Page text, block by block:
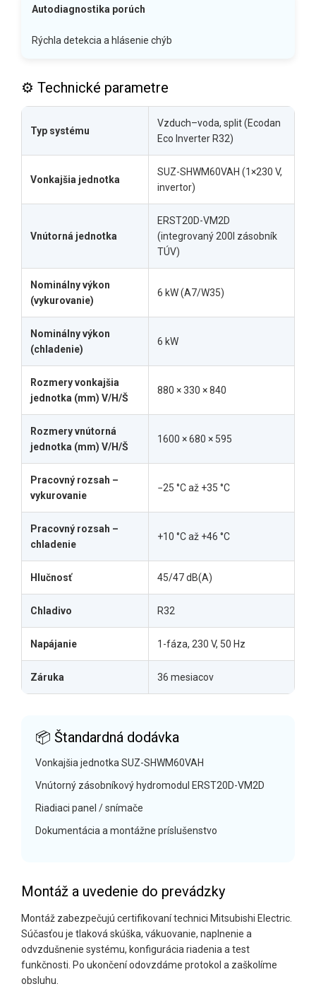
Autodiagnostika porúch
Rýchla detekcia a hlásenie chýb
⚙️ Technické parametre
Typ systému
Vzduch–voda, split (Ecodan
Eco Inverter R32)
Vonkajšia jednotka
SUZ-SHWM60VAH (1×230 V,
invertor)
Vnútorná jednotka
ERST20D-VM2D
(integrovaný 200l zásobník
TÚV)
Nominálny výkon
(vykurovanie)
6 kW (A7/W35)
Nominálny výkon
(chladenie)
6 kW
Rozmery vonkajšia
jednotka (mm) V/H/Š
880 × 330 × 840
Rozmery vnútorná
jednotka (mm) V/H/Š
1600 × 680 × 595
Pracovný rozsah –
vykurovanie
−25 °C až +35 °C
Pracovný rozsah –
chladenie
+10 °C až +46 °C
Hlučnosť 45/47 dB(A)
Chladivo R32
Napájanie 1-fáza, 230 V, 50 Hz
Záruka 36 mesiacov
📦 Štandardná dodávka
Vonkajšia jednotka SUZ-SHWM60VAH
Vnútorný zásobníkový hydromodul ERST20D-VM2D
Riadiaci panel / snímače
Dokumentácia a montážne príslušenstvo
Montáž a uvedenie do prevádzky
Montáž zabezpečujú certifikovaní technici Mitsubishi Electric.
Súčasťou je tlaková skúška, vákuovanie, naplnenie a
odvzdušnenie systému, konfigurácia riadenia a test
funkčnosti. Po ukončení odovzdáme protokol a zaškolíme
obsluhu.